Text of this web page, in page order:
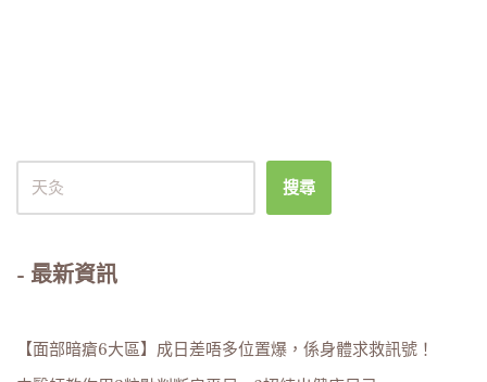
搜尋
- 最新資訊
【面部暗瘡6大區】成日差唔多位置爆，係身體求救訊號！